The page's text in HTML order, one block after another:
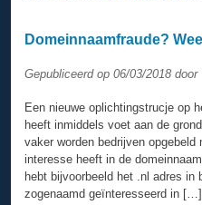
Domeinnaamfraude?
Gepubliceerd op 06/03/2018 door
Een nieuwe oplichtingstrucje op
heeft inmiddels voet aan de
vaker worden bedrijven
interesse heeft in de
hebt bijvoorbeeld het .nl adres in
zogenaamd geïnteresseerd in […]